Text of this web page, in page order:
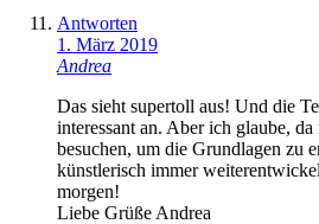
Antworten
1. März 2019
Andrea
Das sieht supertoll aus! Und die
interessant an. Aber ich glaube,
besuchen, um die Grundlagen zu
künstlerisch immer
morgen!
Liebe Grüße Andrea